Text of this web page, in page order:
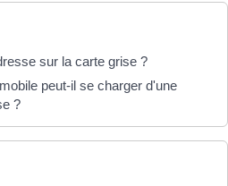
sur la carte grise ?
peut-il se charger d'une
?